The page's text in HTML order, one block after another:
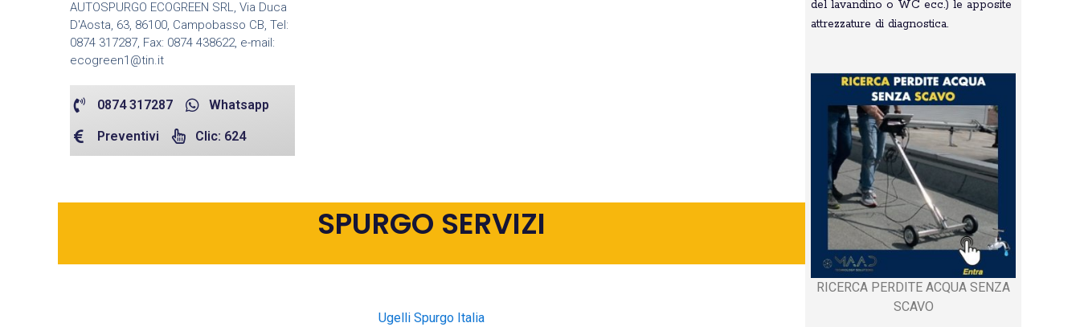
AUTOSPURGO ECOGREEN SRL, Via Duca
D'Aosta, 63, 86100, Campobasso CB, Tel:
0874 317287, Fax: 0874 438622, e-mail:
ecogreen1@tin.it
0874 317287 Whatsapp
Preventivi Clic: 624
SPURGO SERVIZI
Ugelli Spurgo Italia
del lavandino o WC ecc.) le apposite
attrezzature di diagnostica.
RICERCA PERDITE ACQUA SENZA
SCAVO